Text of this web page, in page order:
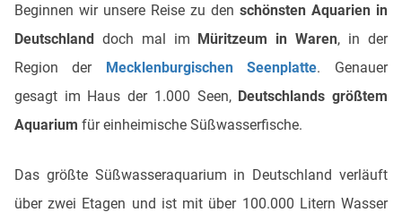
Beginnen wir unsere Reise zu den schönsten Aquarien in
Deutschland doch mal im Müritzeum in Waren, in der
Region der Mecklenburgischen Seenplatte. Genauer
gesagt im Haus der 1.000 Seen, Deutschlands größtem
Aquarium für einheimische Süßwasserfische.
Das größte Süßwasseraquarium in Deutschland verläuft
über zwei Etagen und ist mit über 100.000 Litern Wasser